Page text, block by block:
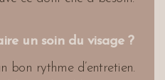
un soin du visage ?
bon rythme d’entretien.